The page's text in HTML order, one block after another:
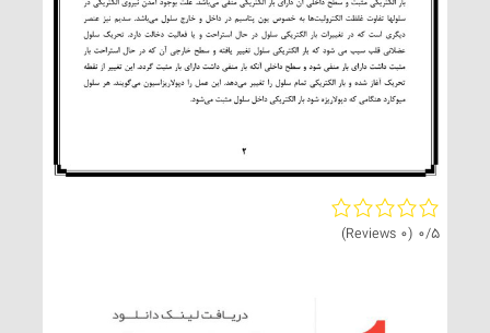
0/5
(0 Reviews)